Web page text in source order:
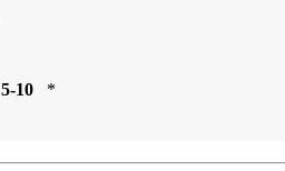
5-10 *